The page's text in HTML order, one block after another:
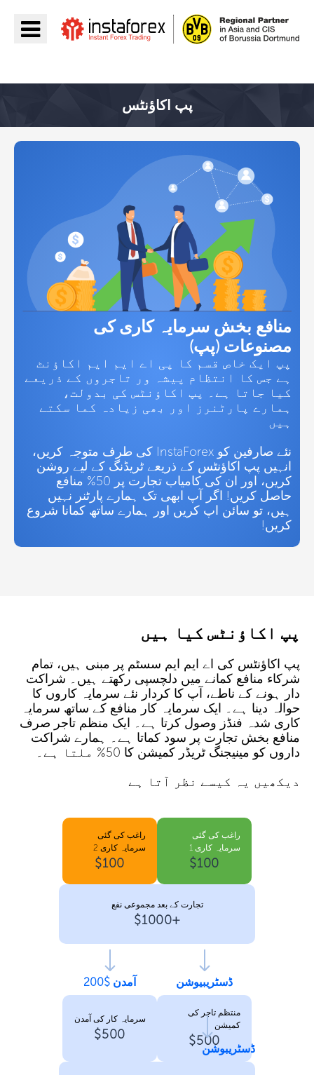
پپ اکاؤنٹس
منافع بخش سرمایہ کاری کی
مصنوعات (پپ)
پپ ایک خاص قسم کا پی اے ایم ایم اکاؤنٹ
ہے جس کا انتظام پیشہ ور تاجروں کے ذریعے
کیا جاتا ہے۔ پپ اکاؤنٹس کی بدولت،
ہمارے پارٹنرز اور بھی زیادہ کما سکتے
ہیں
نئے صارفین کو InstaForex کی طرف متوجہ کریں،
انہیں پپ اکاؤنٹس کے ذریعے ٹریڈنگ کے لیے روشن
کریں، اور ان کی کامیاب تجارت پر 50% منافع
حاصل کریں! اگر آپ ابھی تک ہمارے پارٹنر نہیں
ہیں، تو سائن اپ کریں اور ہمارے ساتھ کمانا شروع
کریں!
پپ اکاؤنٹس کیا ہیں
پپ اکاؤنٹس کی اے ایم ایم سسٹم پر مبنی ہیں، تمام
شرکاء منافع کمانے میں دلچسپی رکھتے ہیں۔ شراکت
دار ہونے کے ناطے، آپ کا کردار نئے سرمایہ کاروں کا
حوالہ دینا ہے۔ ایک سرمایہ کار منافع کے ساتھ سرمایہ
کاری شدہ فنڈز وصول کرتا ہے۔ ایک منظم تاجر صرف
منافع بخش تجارت پر سود کماتا ہے۔ ہمارے شراکت
داروں کو مینیجنگ ٹریڈر کمیشن کا 50% ملتا ہے۔
دیکھیں یہ کیسے نظر آتا ہے
راغب کی گئی
سرمایہ کاری 1
$100
راغب کی گئی
سرمایہ کاری 2
$100
تجارت کے بعد مجموعی نفع
+$1000
ڈسٹریبیوشن
منتظم تاجر کی
کمیشن
$500
آمدن $200
سرمایہ کار کی آمدن
$500
ڈسٹریبوشن